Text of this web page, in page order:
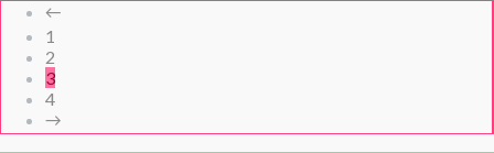
←
1
2
3
4
→